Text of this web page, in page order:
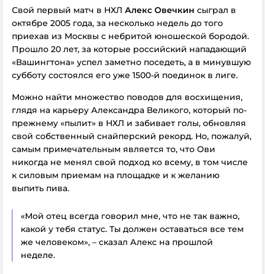
Свой первый матч в НХЛ Алекс Овечкин сыграл в
октябре 2005 года, за несколько недель до того
приехав из Москвы с небритой юношеской бородой.
Прошло 20 лет, за которые российский нападающий
«Вашингтона» успел заметно поседеть, а в минувшую
субботу состоялся его уже 1500-й поединок в лиге.
Можно найти множество поводов для восхищения,
глядя на карьеру Александра Великого, который по-
прежнему «пылит» в НХЛ и забивает голы, обновляя
свой собственный снайперский рекорд. Но, пожалуй,
самым примечательным является то, что Ови
никогда не менял свой подход ко всему, в том числе
к силовым приемам на площадке и к желанию
выпить пива.
«Мой отец всегда говорил мне, что не так важно,
какой у тебя статус. Ты должен оставаться все тем
же человеком», – сказал Алекс на прошлой
неделе.